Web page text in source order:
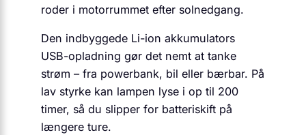
roder i motorrummet efter solnedgang.
Den indbyggede Li-ion akkumulators
USB-opladning gør det nemt at tanke
strøm – fra powerbank, bil eller bærbar. På
lav styrke kan lampen lyse i op til 200
timer, så du slipper for batteriskift på
længere ture.